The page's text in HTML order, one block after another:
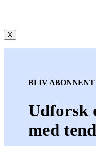
X
BLIV ABONNENT
Udforsk
med